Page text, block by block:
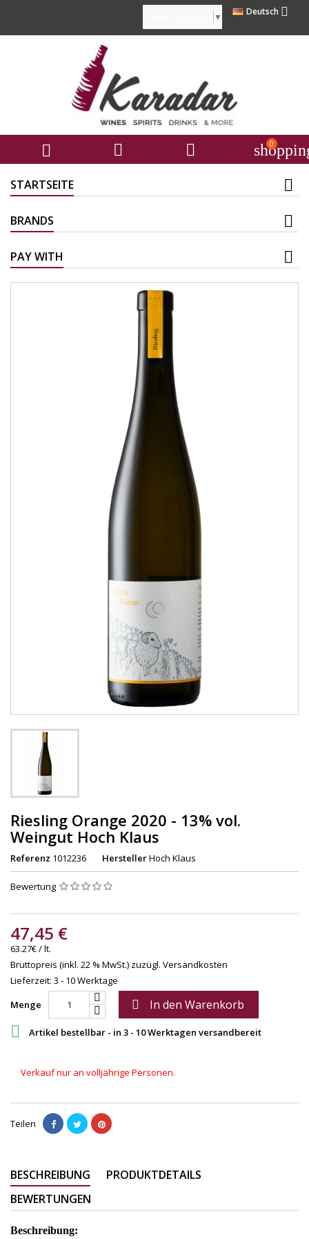
Deutsch 
▼
   0
STARTSEITE
BRANDS
PAY WITH
Riesling Orange 2020 - 13% vol.
Weingut Hoch Klaus
Referenz 1012236 HerstellerHoch Klaus
Bewertung
47,45 €
63.27€ / lt.
Bruttopreis (inkl. 22 % MwSt.) zuzügl. Versandkosten
Lieferzeit: 3 - 10 Werktage
Menge
 In den Warenkorb
 Artikel bestellbar - in 3 - 10 Werktagen versandbereit
Verkauf nur an volljährige Personen.
Teilen
BESCHREIBUNG
PRODUKTDETAILS
BEWERTUNGEN
Beschreibung: